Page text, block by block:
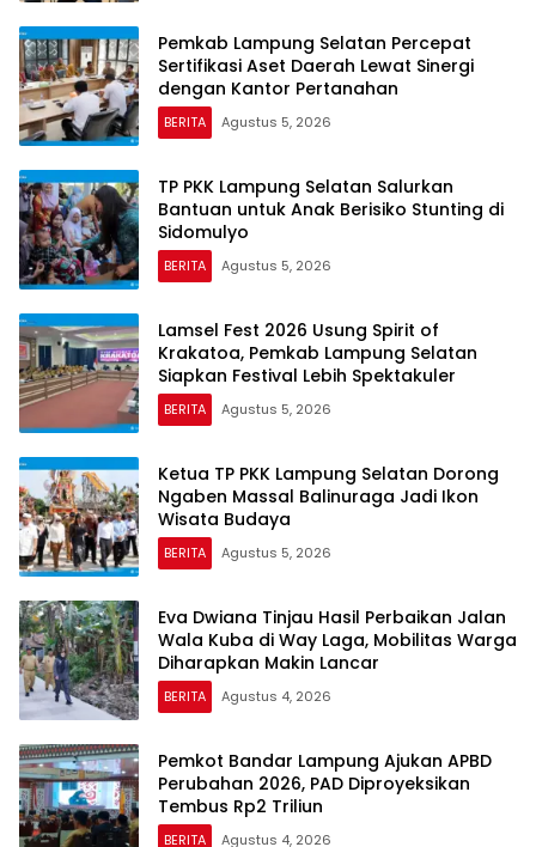
Pemkab Lampung Selatan Percepat
Sertifikasi Aset Daerah Lewat Sinergi
dengan Kantor Pertanahan
BERITA Agustus 5, 2026
TP PKK Lampung Selatan Salurkan
Bantuan untuk Anak Berisiko Stunting di
Sidomulyo
BERITA Agustus 5, 2026
Lamsel Fest 2026 Usung Spirit of
Krakatoa, Pemkab Lampung Selatan
Siapkan Festival Lebih Spektakuler
BERITA Agustus 5, 2026
Ketua TP PKK Lampung Selatan Dorong
Ngaben Massal Balinuraga Jadi Ikon
Wisata Budaya
BERITA Agustus 5, 2026
Eva Dwiana Tinjau Hasil Perbaikan Jalan
Wala Kuba di Way Laga, Mobilitas Warga
Diharapkan Makin Lancar
BERITA Agustus 4, 2026
Pemkot Bandar Lampung Ajukan APBD
Perubahan 2026, PAD Diproyeksikan
Tembus Rp2 Triliun
BERITA Agustus 4, 2026